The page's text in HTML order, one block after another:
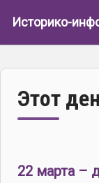
Историко-
Этот
22 марта –